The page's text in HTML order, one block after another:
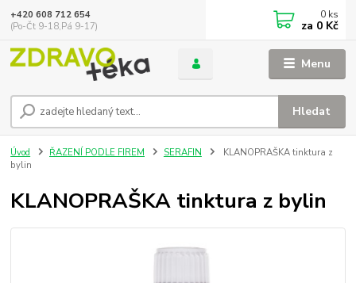
Menu
Hledat
+420 608 712 654
(Po-Čt 9-18,Pá 9-17)
0 ks
za 0 Kč
Úvod ŘAZENÍ PODLE FIREM SERAFIN
KLANOPRAŠKA tinktura z
bylin
KLANOPRAŠKA tinktura z bylin